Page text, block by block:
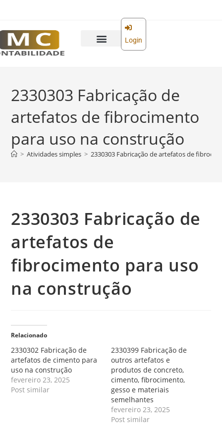
Login
2330303 Fabricação de
artefatos de fibrocimento
para uso na construção
> Atividades simples > 2330303 Fabricação de artefatos de
2330303 Fabricação de
artefatos de
fibrocimento para uso
na construção
Relacionado
2330302 Fabricação de
artefatos de cimento para
uso na construção
fevereiro 23, 2025
Post similar
2330399 Fabricação de
outros artefatos e
produtos de concreto,
cimento, fibrocimento,
gesso e materiais
semelhantes
fevereiro 23, 2025
Post similar